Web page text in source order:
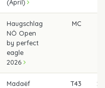
(April)
Haugschlag
NÖ Open
by perfect
eagle
2026
MC
Madaëf
T43